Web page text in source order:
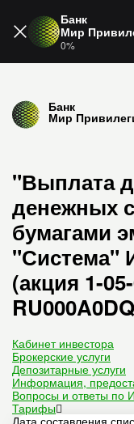
Банк
Мир
0%
Банк
Мир
"Выплата
денежных
бумагами
"Система"
(акция 1-
Кабинет инвестора
Брокерские услуги
Депозитарные услуги
Информация,
Вопросы и ответы по
Тарифы